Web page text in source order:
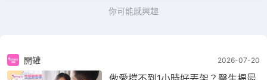
你可能感興趣
開罐 2026-07-20